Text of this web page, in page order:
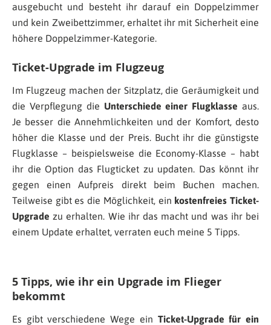
ausgebucht und besteht ihr darauf ein Doppelzimmer
und kein Zweibettzimmer, erhaltet ihr mit Sicherheit eine
höhere Doppelzimmer-Kategorie.
Ticket-Upgrade im Flugzeug
Im Flugzeug machen der Sitzplatz, die Geräumigkeit und
die Verpflegung die Unterschiede einer Flugklasse aus.
Je besser die Annehmlichkeiten und der Komfort, desto
höher die Klasse und der Preis. Bucht ihr die günstigste
Flugklasse – beispielsweise die Economy-Klasse – habt
ihr die Option das Flugticket zu updaten. Das könnt ihr
gegen einen Aufpreis direkt beim Buchen machen.
Teilweise gibt es die Möglichkeit, ein kostenfreies Ticket-
Upgrade zu erhalten. Wie ihr das macht und was ihr bei
einem Update erhaltet, verraten euch meine 5 Tipps.
5 Tipps, wie ihr ein Upgrade im Flieger
bekommt
Es gibt verschiedene Wege ein Ticket-Upgrade für ein